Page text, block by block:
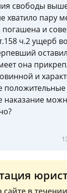
свободы
хватило пару
погашена и
ч.2 ущерб
она
и
положительные
наказание